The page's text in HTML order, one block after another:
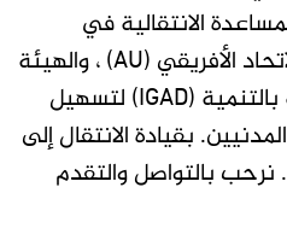
الانتقالية في
السودان (UNITAMS) ، والاتحاد الأفريقي (AU) ، والهيئة
الحكومية الدولية المعنية بالتنمية (IGAD) لتسهيل
بقيادة الانتقال إلى
بالتواصل والتقدم